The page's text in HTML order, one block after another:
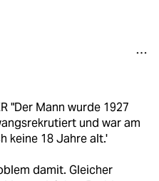
"Der Mann wurde 1927
und war am
keine 18 Jahre alt.'
damit. Gleicher